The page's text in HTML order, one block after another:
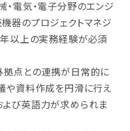
・電気・電子分野のエンジ
器のプロジェクトマネジ
年以上の実務経験が必須
拠点との連携が日常的に
や資料作成を円滑に行え
び英語力が求められま